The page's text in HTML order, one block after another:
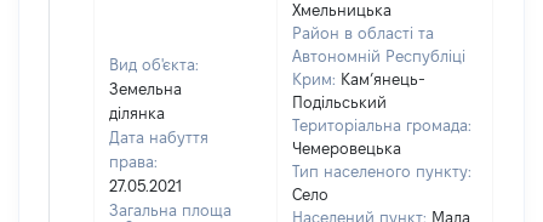
Вид об'єкта:
Земельна
ділянка
Дата набуття
права:
27.05.2021
Загальна площа
Хмельницька
Район в області та
Автономній Республіці
Крим: Кам’янець-
Подільський
Територіальна громада:
Чемеровецька
Тип населеного пункту:
Село
Населений пункт: Мала